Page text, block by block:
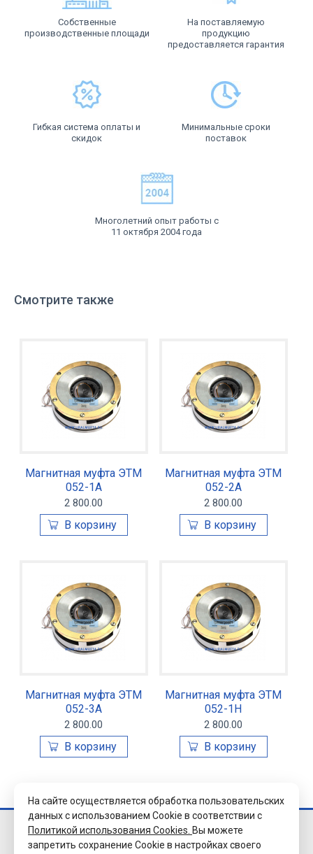
Собственные
производственные площади
На поставляемую
продукцию
предоставляется гарантия
Гибкая система оплаты и
скидок
Минимальные сроки
поставок
Многолетний опыт работы с
11 октября 2004 года
Смотрите также
Магнитная муфта ЭТМ
052-1А
2 800.00
Магнитная муфта ЭТМ
052-2А
2 800.00
Магнитная муфта ЭТМ
052-3А
2 800.00
Магнитная муфта ЭТМ
052-1Н
2 800.00
© 2026 Завод
«Уралэлектромуфта»
На сайте осуществляется обработка пользовательских
данных с использованием Cookie в соответствии с
Политикой использования Cookies. Вы можете
запретить сохранение Cookie в настройках своего